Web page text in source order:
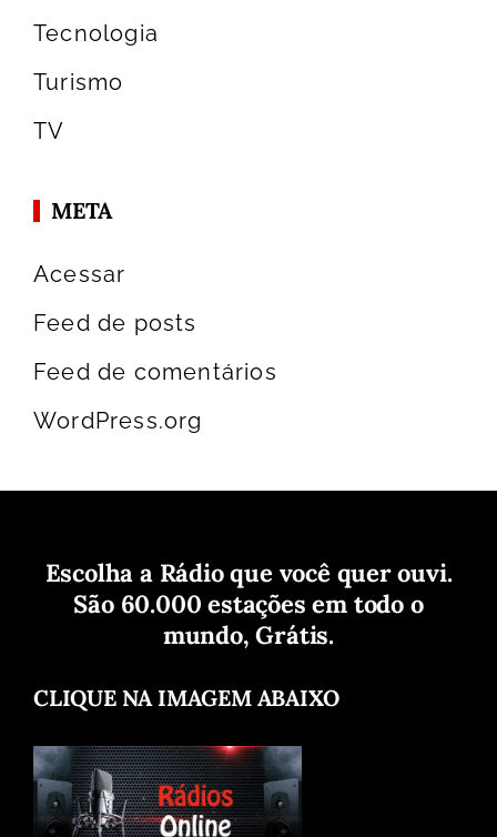
Tecnologia
Turismo
TV
META
Acessar
Feed de posts
Feed de comentários
WordPress.org
Escolha a Rádio que você quer ouvi.
São 60.000 estações em todo o
mundo, Grátis.
CLIQUE NA IMAGEM ABAIXO